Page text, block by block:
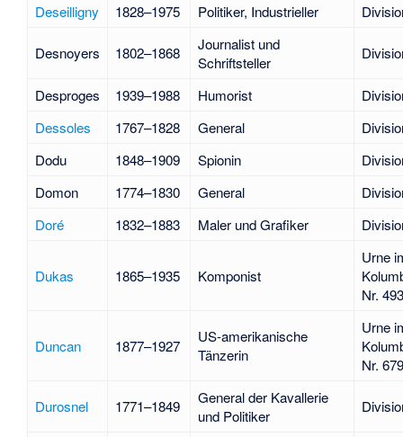
Deseilligny
1828–1975 Politiker, Industrieller
Desnoyers 1802–1868
Journalist und
Schriftsteller
Desproges 1939–1988 Humorist
Dessoles
1767–1828 General
Dodu
1848–1909 Spionin
Domon
1774–1830 General
Doré
1832–1883 Maler und Grafiker
Dukas 1865–1935 Komponist
Urne
Nr.
Duncan 1877–1927
US-amerikanische
Tänzerin
Urne
Nr.
Durosnel 1771–1849
General der Kavallerie
und Politiker